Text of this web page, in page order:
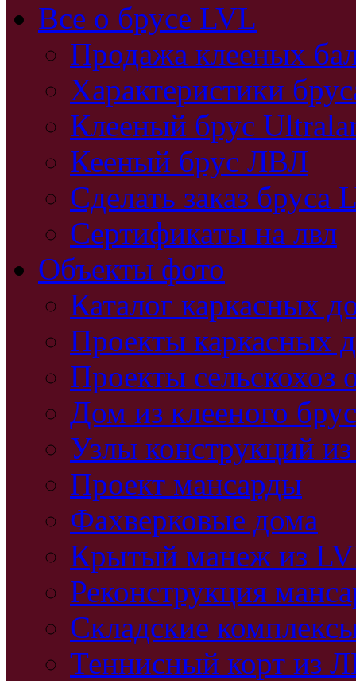
Все о брусе LVL
Продажа клееных
Характеристики
Клееный брус
Кееный брус ЛВЛ
Сделать заказ бруса
Сертификаты на лвл
Объекты фото
Каталог каркасных
Проекты каркасных
Проекты сельскохоз
Дом из клееного
Узлы конструкций
Проект мансарды
Фахверковые дома
Крытый манеж из
Реконструкция
Складские
Теннисный корт из